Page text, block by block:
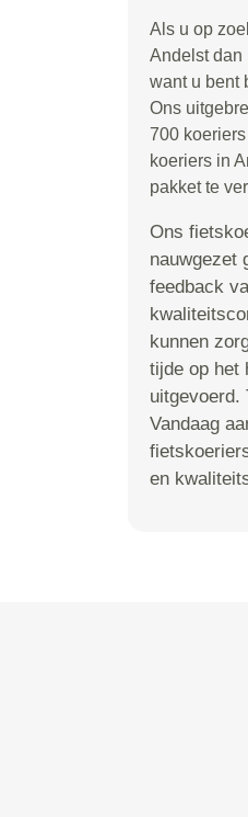
Als u op
Andelst dan
want u bent
Ons
700
koeriers in
pakket te
Ons
nauwgezet
feedback
kunnen
tijde op het
uitgevoerd.
Vandaag
en